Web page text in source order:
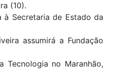
(10).
à Secretaria de Estado da
assumirá a Fundação
Tecnologia no Maranhão,